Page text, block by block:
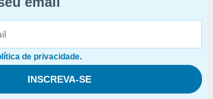
de privacidade.